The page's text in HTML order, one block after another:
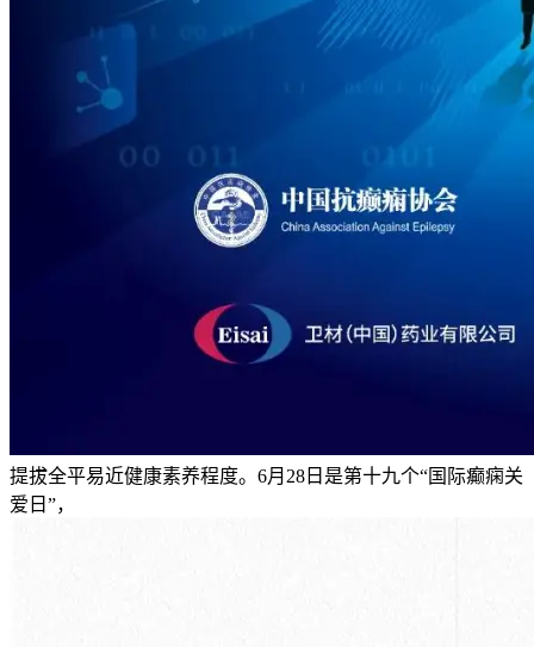
提拔全平易近健康素养程度。6月28日是第十九个“国际癫痫关
爱日”，